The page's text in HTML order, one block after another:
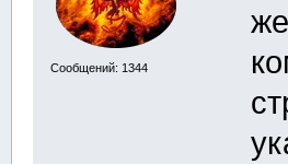
Сообщений: 1344